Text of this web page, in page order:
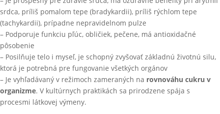
srdca, príliš pomalom tepe (bradykardii), príliš rýchlom tepe
(tachykardii), prípadne nepravidelnom pulze
– Podporuje funkciu pľúc, obličiek, pečene, má antioxidačné
pôsobenie
– Posilňuje telo i myseľ, je schopný zvyšovať základnú životnú silu,
ktorá je potrebná pre fungovanie všetkých orgánov
– Je vyhľadávaný v režimoch zameraných na rovnováhu cukru v
organizme. V kultúrnych praktikách sa prirodzene spája s
procesmi látkovej výmeny.